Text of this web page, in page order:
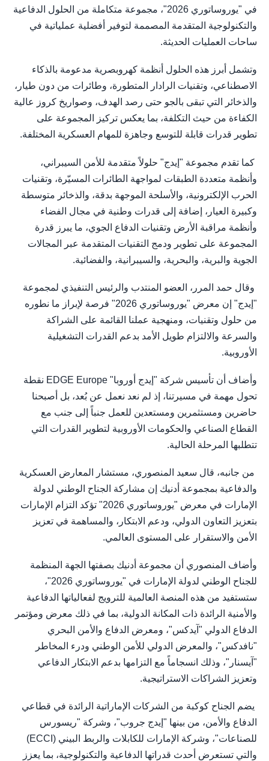
في "يوروساتوري 2026"، مجموعة متكاملة من الحلول الدفاعية
والتكنولوجية المتقدمة المصممة لتوفير أفضلية عملياتية في
ساحات العمليات الحديثة.
وتشمل أبرز هذه الحلول أنظمة كهروبصرية مدعومة بالذكاء
الاصطناعي، وتقنيات الرادار المتطورة، وطائرات من دون طيار،
والذخائر التي تبقى بالجو حتى رصد الهدف، وصواريخ كروز عالية
الكفاءة من حيث التكلفة، بما يعكس تركيز المجموعة على
تطوير قدرات قابلة للتوسع وجاهزة للمهام العسكرية المختلفة.
كما تقدم مجموعة "إيدج" حلولاً متقدمة للأمن السيبراني،
وأنظمة متعددة الطبقات لمواجهة الطائرات المسيّرة، وتقنيات
الحرب الإلكترونية، والأسلحة الموجهة بدقة، والذخائر متوسطة
وكبيرة العيار، إضافة إلى قدرات وطنية في مجال الفضاء
وأنظمة مراقبة الأرض وتقنيات الدفاع الجوي، ما يبرز قدرة
المجموعة على تطوير ودمج التقنيات المتقدمة عبر المجالات
الجوية والبرية، والبحرية، والسيبرانية، والفضائية.
وقال حمد المرر، العضو المنتدب والرئيس التنفيذي لمجموعة
"إيدج" إن معرض "يوروساتوري 2026" فرصة لإبراز ما نطوره
من حلول وتقنيات، ومنهجية عملنا القائمة على الشراكة
والسرعة والالتزام طويل الأمد بدعم القدرات التشغيلية
الأوروبية.
وأضاف أن تأسيس شركة "إيدج أوروبا" EDGE Europe نقطة
تحول مهمة في مسيرتنا، إذ لم نعد نعمل عن بُعد، بل أصبحنا
حاضرين ومستثمرين ومستعدين للعمل جنباً إلى جنب مع
القطاع الصناعي والحكومات الأوروبية لتطوير القدرات التي
تتطلبها المرحلة الحالية.
من جانبه، قال سعيد المنصوري، مستشار المعارض العسكرية
والدفاعية بمجموعة أدنيك إن مشاركة الجناح الوطني لدولة
الإمارات في معرض "يوروساتوري 2026" تؤكد التزام الإمارات
بتعزيز التعاون الدولي، ودعم الابتكار، والمساهمة في تعزيز
الأمن والاستقرار على المستوى العالمي.
وأضاف المنصوري أن مجموعة أدنيك بصفتها الجهة المنظمة
للجناح الوطني لدولة الإمارات في "يوروساتوري 2026"،
ستستفيد من هذه المنصة العالمية للترويج لفعالياتها الدفاعية
والأمنية الرائدة ذات المكانة الدولية، بما في ذلك معرض ومؤتمر
الدفاع الدولي "آيدكس"، ومعرض الدفاع والأمن البحري
"نافدكس"، والمعرض الدولي للأمن الوطني ودرء المخاطر
"آيسنار"، وذلك انسجاماً مع التزامها بدعم الابتكار الدفاعي
وتعزيز الشراكات الاستراتيجية.
يضم الجناح كوكبة من الشركات الإماراتية الرائدة في قطاعي
الدفاع والأمن، من بينها "إيدج جروب"، وشركة "ريسورس
للصناعات"، وشركة الإمارات للكابلات والربط البيني (ECCI)
والتي تستعرض أحدث قدراتها الدفاعية والتكنولوجية، بما يعزز